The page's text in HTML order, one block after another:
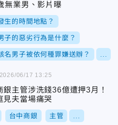
無業男、影片曝
生的時間地點？
子的惡劣行為是什麼？
名男子被依何種罪嫌送辦？
銀主管涉洗錢36億遭押3月！
見夫當場痛哭
台中商銀 主管
2026/06/17 13:25